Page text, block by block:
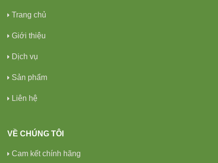
Trang chủ
Giới thiệu
Dịch vụ
Sản phẩm
Liên hệ
VỀ CHÚNG TÔI
Cam kết chính hãng